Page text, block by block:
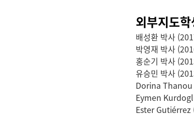
외부지도학
배성환 박사
박영재 박사
홍순기 박사
유승민 박사
Dorina Thanou
Eymen
Ester Gutiérrez